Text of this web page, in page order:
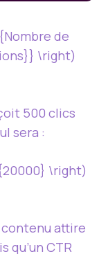
de
\right)
500 clics
sera :
\right)
contenu attire
qu’un CTR